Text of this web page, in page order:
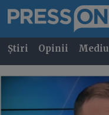
Știri Opinii Mediu